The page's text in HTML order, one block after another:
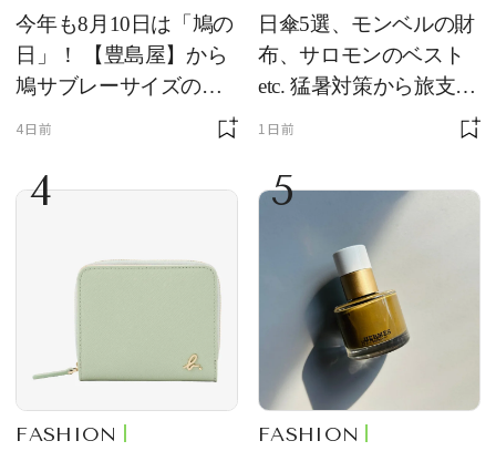
今年も8月10日は「鳩の
日」！ 【豊島屋】から
鳩サブレーサイズのポ
ーチ「はとっこ」を限
4日前
日傘5選、モンベルの財
布、サロモンのベスト
etc. 猛暑対策から旅支度
まで！ ｜今週の人気記
1日前
4
FASHION
5
FASHION